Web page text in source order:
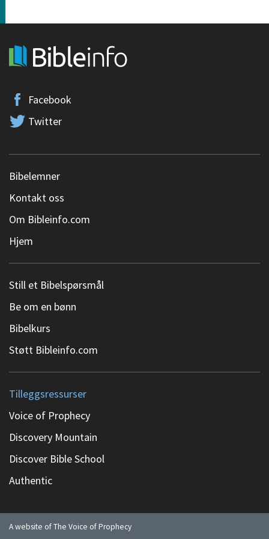
Facebook
Twitter
Bibelemner
Kontakt oss
Om Bibleinfo.com
Hjem
Still et Bibelspørsmål
Be om en bønn
Bibelkurs
Støtt Bibleinfo.com
Tilleggsressurser
Voice of Prophecy
Discovery Mountain
Discover Bible School
Authentic
A website of The Voice of Prophecy